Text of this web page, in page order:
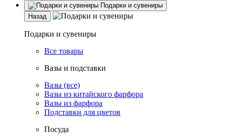
Подарки и сувениры
Назад
Подарки и сувениры
Все товары
Вазы и подставки
Вазы (все)
Вазы из китайского фарфора
Вазы из фарфора
Подставки для цветов
Посуда